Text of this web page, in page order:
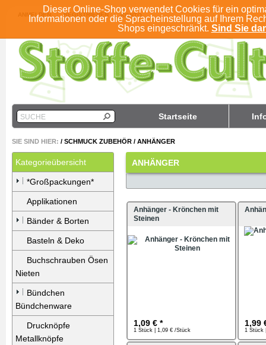
Dieser Online-Shop verwendet Cookies für ein
Informationen oder die Spracheinstellung auf Ihrem
Shops eingeschränkt. Sind Sie
ANMELDEN REGISTRIEREN KONTO
Startseite
SUCHE
SIE SIND HIER: / SCHMUCK ZUBEHÖR / ANHÄNGER
Kategorieübersicht
*Großpackungen*
Applikationen
Bänder & Borten
Basteln & Deko
Buchschrauben Ösen
Nieten
Bündchen
Bündchenware
Drucknöpfe
Metallknöpfe
ANHÄNGER
Anhänger - Krönchen mit
Steinen
1,09 € *
1 Stück | 1,09 € /Stück
1,99
1 Stück